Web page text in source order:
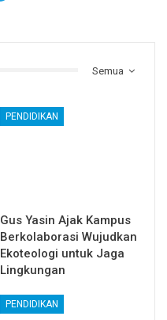
Semua
PENDIDIKAN
Gus Yasin Ajak Kampus
Berkolaborasi Wujudkan
Ekoteologi untuk Jaga
Lingkungan
PENDIDIKAN